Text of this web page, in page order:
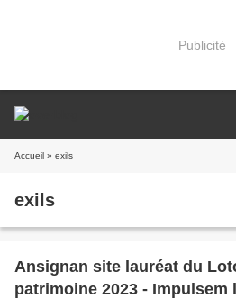
Publicité
Accueil » exils
exils
Ansignan site lauréat du
patrimoine 2023 - Impulsem